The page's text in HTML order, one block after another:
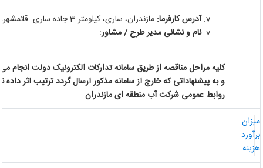
آدرس کارفرما:مازندران، ساری، کیلومتر 3 جاده ساری- قائمشهر، کد پستی 48158-98643
نام و نشانی مدیر طرح / مشاور:
کلیه مراحل مناقصه از طریق سامانه تدارکات الکترونیک دولت انجام می
و به پیشنهاداتی که خارج از سامانه مذکور ارسال گردد ترتیب اثر داده
روابط عمومی شرکت آب منطقه ای مازندران